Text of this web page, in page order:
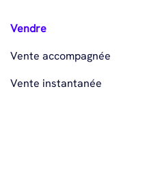
Vendre
Vente accompagnée
Vente instantanée